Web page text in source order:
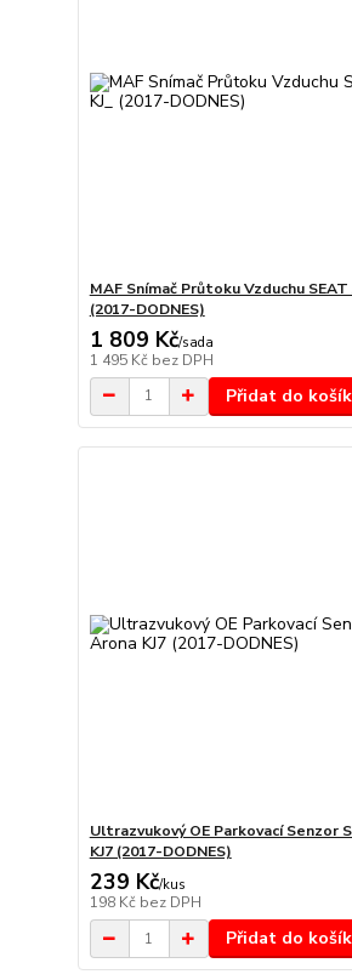
MAF Snímač Průtoku Vzduchu SEAT
(2017-DODNES)
1 809 Kč/sada
1 495 Kč bez DPH
Přidat do
Ultrazvukový OE Parkovací Senzor
KJ7 (2017-DODNES)
239 Kč/kus
198 Kč bez DPH
Přidat do